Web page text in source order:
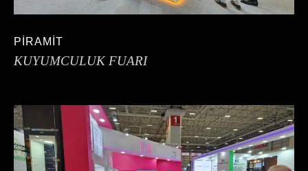
PİRAMİT
KUYUMCULUK FUARI